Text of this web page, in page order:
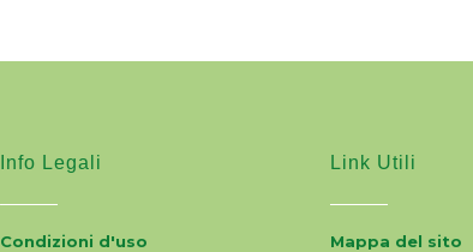
Info Legali
Condizioni d'uso
Link Utili
Mappa del sito